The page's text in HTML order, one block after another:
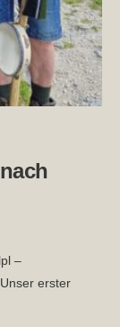
–
erster